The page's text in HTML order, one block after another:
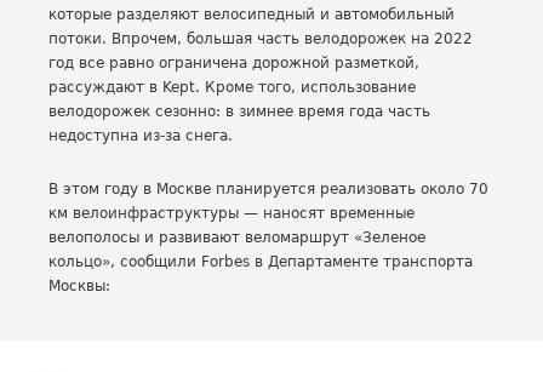
которые разделяют велосипедный и автомобильный
потоки. Впрочем, большая часть велодорожек на 2022
год все равно ограничена дорожной разметкой,
рассуждают в Kept. Кроме того, использование
велодорожек сезонно: в зимнее время года часть
недоступна из-за снега.
В этом году в Москве планируется реализовать около 70
км велоинфраструктуры — наносят временные
велополосы и развивают веломаршрут «Зеленое
кольцо», сообщили Forbes в Департаменте транспорта
Москвы: